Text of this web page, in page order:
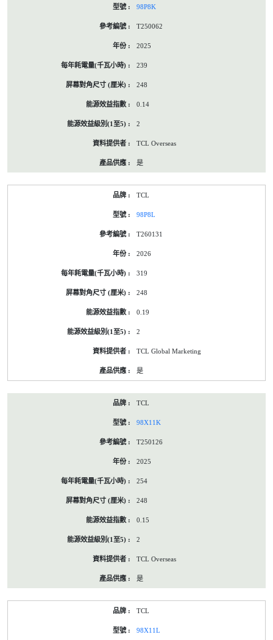
98P8K
T250062
2025
239
248
0.14
2
TCL Overseas
是
TCL
98P8L
T260131
2026
319
248
0.19
2
TCL Global Marketing
是
TCL
98X11K
T250126
2025
254
248
0.15
2
TCL Overseas
是
TCL
98X11L